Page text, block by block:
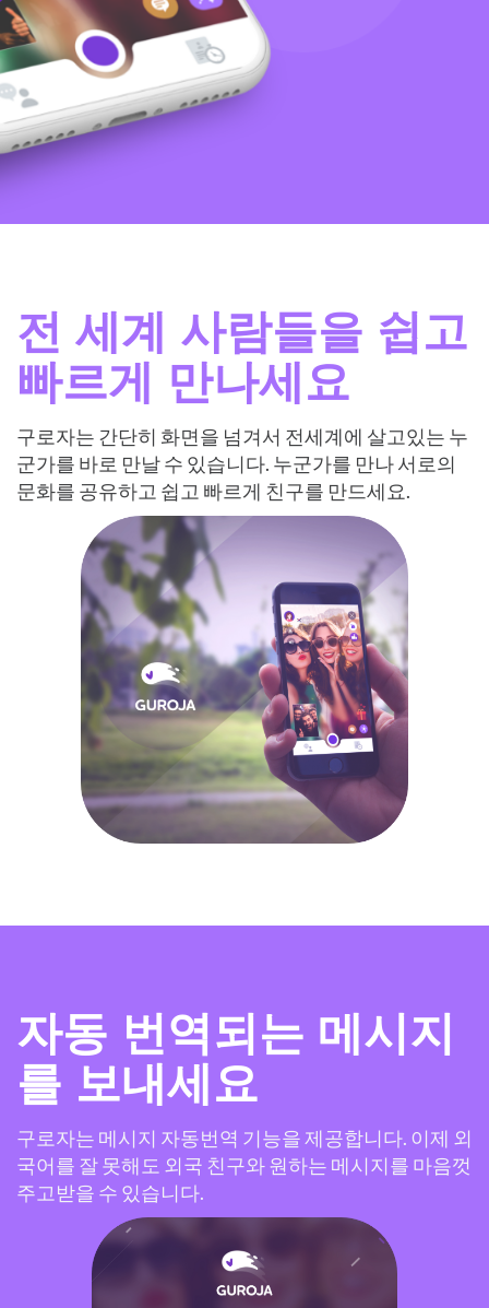
전 세계 사람들을 쉽고
빠르게 만나세요
구로자는 간단히 화면을 넘겨서 전세계에 살고있는 누
군가를 바로 만날 수 있습니다. 누군가를 만나 서로의
문화를 공유하고 쉽고 빠르게 친구를 만드세요.
자동 번역되는 메시지
를 보내세요
구로자는 메시지 자동번역 기능을 제공합니다. 이제 외
국어를 잘 못해도 외국 친구와 원하는 메시지를 마음껏
주고받을 수 있습니다.